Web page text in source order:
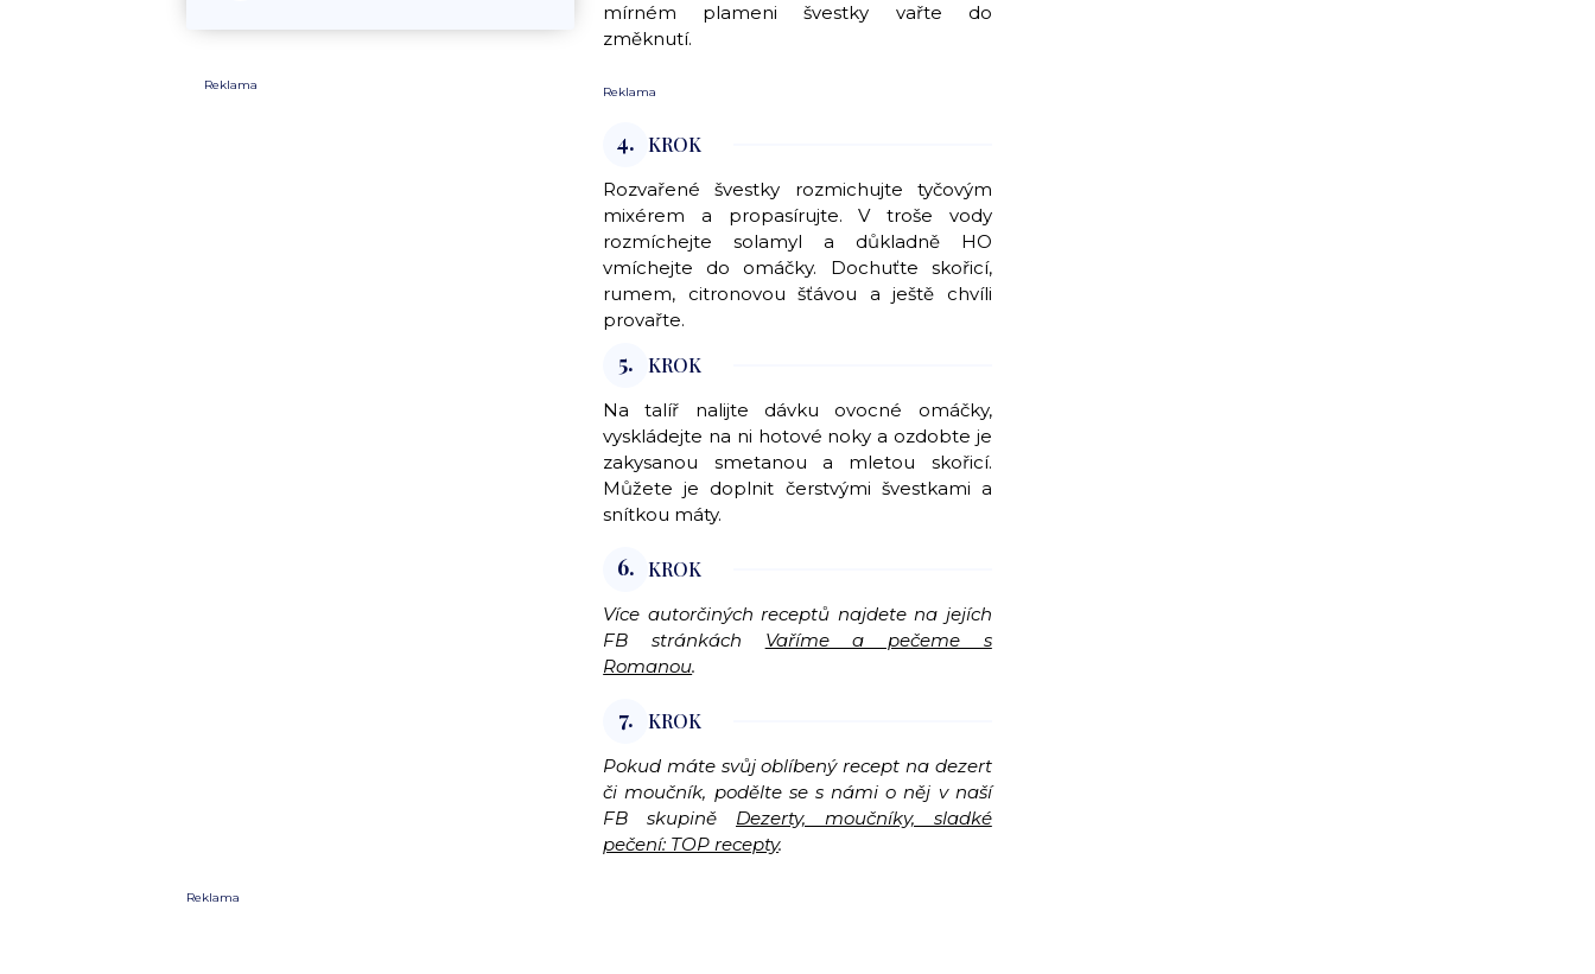
Reklama
mírném plameni švestky vařte do
změknutí.
Reklama
4. KROK
Rozvařené švestky rozmichujte tyčovým
mixérem a propasírujte. V troše vody
rozmíchejte solamyl a důkladně HO
vmíchejte do omáčky. Dochuťte skořicí,
rumem, citronovou šťávou a ještě chvíli
provařte.
5. KROK
Na talíř nalijte dávku ovocné omáčky,
vyskládejte na ni hotové noky a ozdobte je
zakysanou smetanou a mletou skořicí.
Můžete je doplnit čerstvými švestkami a
snítkou máty.
6. KROK
Více autorčiných receptů najdete na jejích
FB stránkách Vaříme a pečeme s
Romanou.
7. KROK
Pokud máte svůj oblíbený recept na dezert
či moučník, podělte se s námi o něj v naší
FB skupině Dezerty, moučníky, sladké
pečení: TOP recepty.
Reklama